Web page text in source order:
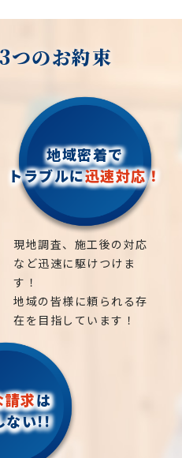
つのお約束
地域密着で
トラブルに迅速対応！
現地調査、施工後の対応
など迅速に駆けつけま
す！
地域の皆様に頼られる存
在を目指しています！
請求は
ない!!